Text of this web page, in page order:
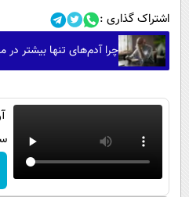
اشتراک گذاری :
چرا آدم‌های تنها بیشتر